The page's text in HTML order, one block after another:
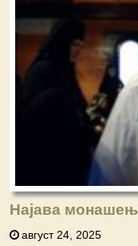
Најава
август 24, 2025